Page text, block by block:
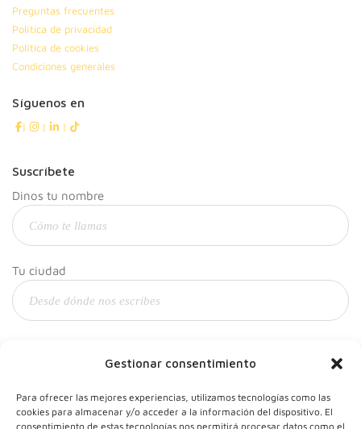
Gestionar consentimiento
Para ofrecer las mejores experiencias, utilizamos tecnologías como las
cookies para almacenar y/o acceder a la información del dispositivo. El
consentimiento de estas tecnologías nos permitirá procesar datos como el
Preguntas frecuentes
Política de privacidad
Política de cookies
Condiciones generales
Síguenos en
| | |
Suscríbete
Dinos tu nombre
Tu ciudad